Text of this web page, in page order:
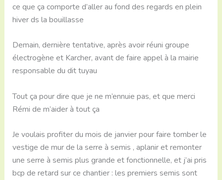
ce que ça comporte d’aller au fond des regards en plein
hiver ds la bouillasse
Demain, dernière tentative, après avoir réuni groupe
électrogène et Karcher, avant de faire appel à la mairie
responsable du dit tuyau
Tout ça pour dire que je ne m’ennuie pas, et que merci
Rémi de m’aider à tout ça
Je voulais profiter du mois de janvier pour faire tomber le
vestige de mur de la serre à semis , aplanir et remonter
une serre à semis plus grande et fonctionnelle, et j’ai pris
bcp de retard sur ce chantier : les premiers semis sont